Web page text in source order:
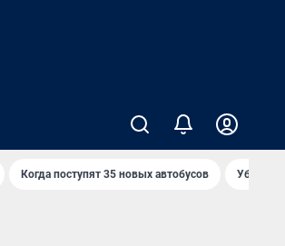
Когда поступят 35 новых автобусов Убийца